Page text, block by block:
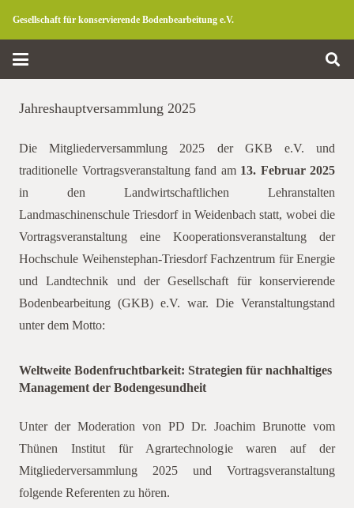
Gesellschaft für konservierende Bodenbearbeitung e.V.
Jahreshauptversammlung 2025
Die Mitgliederversammlung 2025 der GKB e.V. und
traditionelle Vortragsveranstaltung fand am 13. Februar 2025
in den Landwirtschaftlichen Lehranstalten
Landmaschinenschule Triesdorf in Weidenbach statt, wobei die
Vortragsveranstaltung eine Kooperationsveranstaltung der
Hochschule Weihenstephan-Triesdorf Fachzentrum für Energie
und Landtechnik und der Gesellschaft für konservierende
Bodenbearbeitung (GKB) e.V. war. Die Veranstaltungstand
unter dem Motto:
Weltweite Bodenfruchtbarkeit: Strategien für nachhaltiges
Management der Bodengesundheit
Unter der Moderation von PD Dr. Joachim Brunotte vom
Thünen Institut für Agrartechnologie waren auf der
Mitgliederversammlung 2025 und Vortragsveranstaltung
folgende Referenten zu hören.